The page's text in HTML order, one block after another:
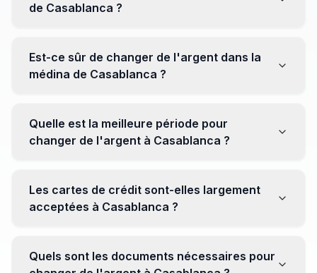
de Casablanca ?
être moins avantageux. Orientez-vous plutôt vers les
bureaux de change en ville pour obtenir de meilleurs
Est-ce sûr de changer de l'argent dans la
médina de Casablanca ?
établissements réputés pour éviter les surprises.
Quelle est la meilleure période pour
changer de l'argent à Casablanca ?
soyez attentif aux fluctuations pour maximiser la valeur
de vos devises.
Les cartes de crédit sont-elles largement
acceptées à Casablanca ?
Cependant, avoir un peu de monnaie locale peut être
Quels sont les documents nécessaires pour